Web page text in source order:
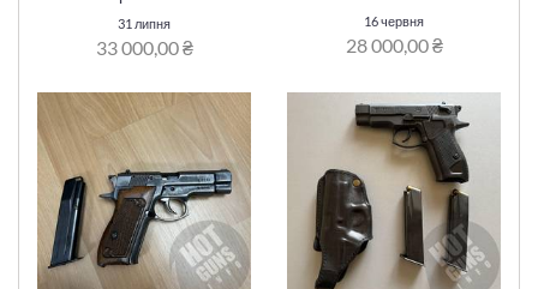
31 липня
33 000,00 ₴
16 червня
28 000,00 ₴